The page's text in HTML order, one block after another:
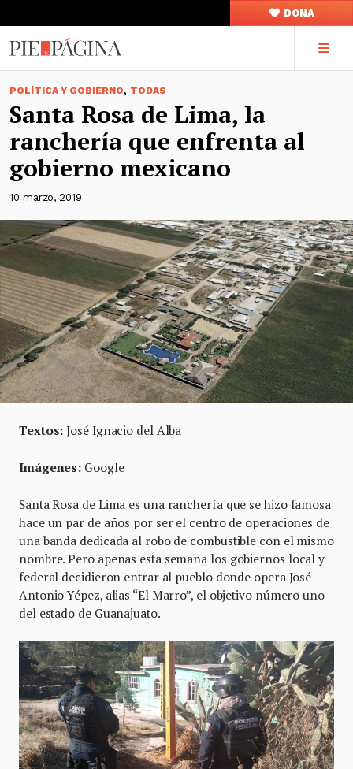
DONA
POLÍTICA Y GOBIERNO, TODAS
Santa Rosa de Lima, la
ranchería que enfrenta al
gobierno mexicano
10 marzo, 2019
Textos:José Ignacio del Alba
Imágenes: Google
Santa Rosa de Lima es una ranchería que se hizo famosa
hace un par de años por ser el centro de operaciones de
una banda dedicada al robo de combustible con el mismo
nombre. Pero apenas esta semana los gobiernos local y
federal decidieron entrar al pueblo donde opera José
Antonio Yépez, alias “El Marro”, el objetivo número uno
del estado de Guanajuato.